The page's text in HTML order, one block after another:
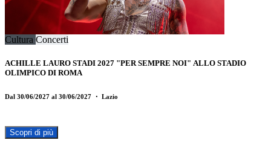
Cultura Concerti
ACHILLE LAURO STADI 2027 "PER SEMPRE NOI" ALLO STADIO
OLIMPICO DI ROMA
Dal 30/06/2027 al 30/06/2027 ・ Lazio
Scopri di più